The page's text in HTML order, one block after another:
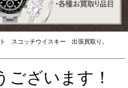
スコッチウイスキー 出張買取り。
ございます！